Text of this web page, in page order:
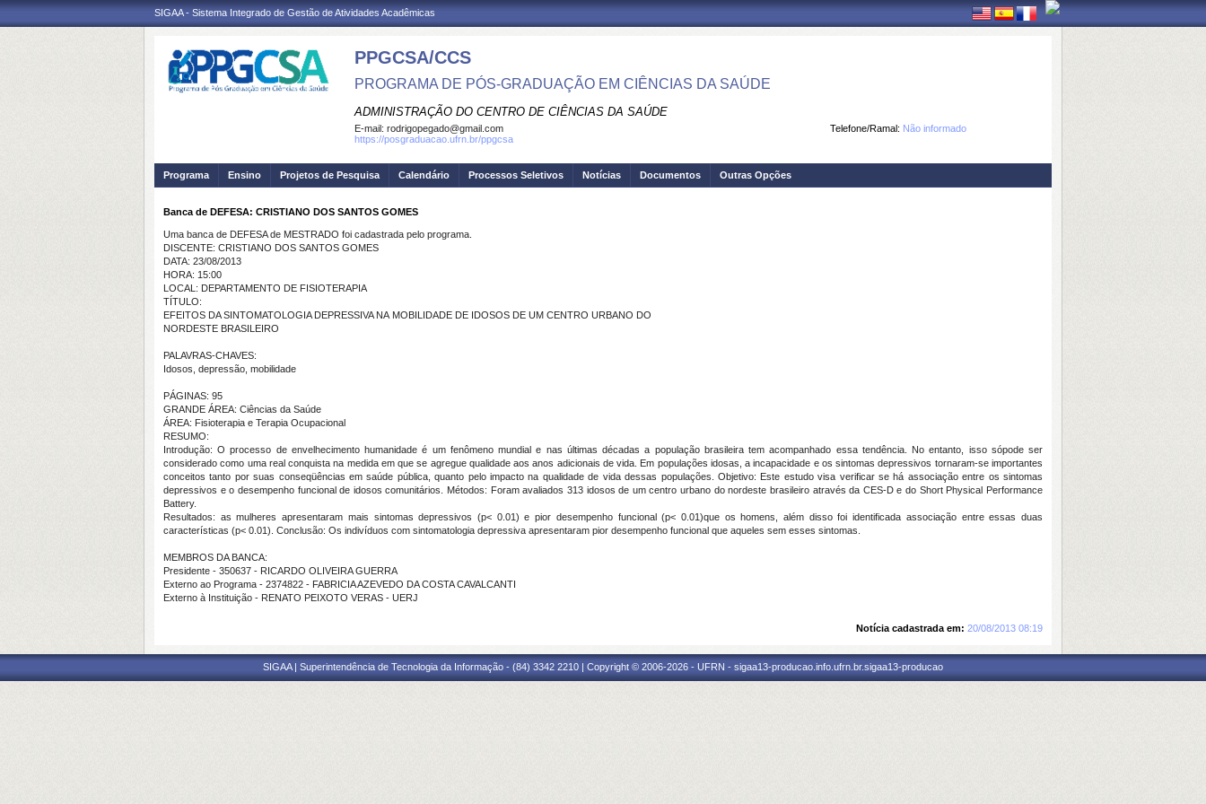
SIGAA - Sistema Integrado de Gestão de Atividades Acadêmicas
PPGCSA/CCS
PROGRAMA DE PÓS-GRADUAÇÃO EM CIÊNCIAS DA SAÚDE
ADMINISTRAÇÃO DO CENTRO DE CIÊNCIAS DA SAÚDE
Telefone/Ramal: Não informado
E-mail: rodrigopegado@gmail.com
https://posgraduacao.ufrn.br/ppgcsa
Programa Ensino Projetos de Pesquisa Calendário Processos Seletivos Notícias Documentos Outras Opções
Banca de DEFESA: CRISTIANO DOS SANTOS GOMES
Uma banca de DEFESA de MESTRADO foi cadastrada pelo programa.
DISCENTE: CRISTIANO DOS SANTOS GOMES
DATA: 23/08/2013
HORA: 15:00
LOCAL: DEPARTAMENTO DE FISIOTERAPIA
TÍTULO:
EFEITOS DA SINTOMATOLOGIA DEPRESSIVA NA MOBILIDADE DE IDOSOS DE UM CENTRO URBANO DO
NORDESTE BRASILEIRO
PALAVRAS-CHAVES:
Idosos, depressão, mobilidade
PÁGINAS: 95
GRANDE ÁREA: Ciências da Saúde
ÁREA: Fisioterapia e Terapia Ocupacional
RESUMO:
Introdução: O processo de envelhecimento humanidade é um fenômeno mundial e nas últimas décadas a população brasileira tem acompanhado essa tendência. No entanto, isso sópode ser
considerado como uma real conquista na medida em que se agregue qualidade aos anos adicionais de vida. Em populações idosas, a incapacidade e os sintomas depressivos tornaram-se importantes
conceitos tanto por suas conseqüências em saúde pública, quanto pelo impacto na qualidade de vida dessas populações. Objetivo: Este estudo visa verificar se há associação entre os sintomas
depressivos e o desempenho funcional de idosos comunitários. Métodos: Foram avaliados 313 idosos de um centro urbano do nordeste brasileiro através da CES-D e do Short Physical Performance
Battery.
Resultados: as mulheres apresentaram mais sintomas depressivos (p< 0.01) e pior desempenho funcional (p< 0.01)que os homens, além disso foi identificada associação entre essas duas
características (p< 0.01). Conclusão: Os indivíduos com sintomatologia depressiva apresentaram pior desempenho funcional que aqueles sem esses sintomas.
MEMBROS DA BANCA:
Presidente - 350637 - RICARDO OLIVEIRA GUERRA
Externo ao Programa - 2374822 - FABRICIA AZEVEDO DA COSTA CAVALCANTI
Externo à Instituição - RENATO PEIXOTO VERAS - UERJ
Notícia cadastrada em: 20/08/2013 08:19
SIGAA | Superintendência de Tecnologia da Informação - (84) 3342 2210 | Copyright © 2006-2026 - UFRN - sigaa13-producao.info.ufrn.br.sigaa13-producao